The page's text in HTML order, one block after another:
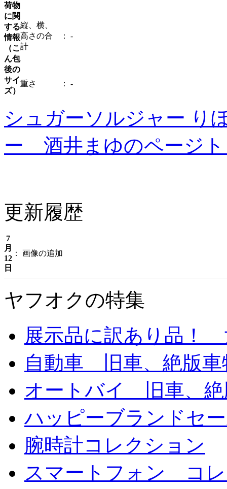
荷物
に関
する
情報
（こ
ん包
後の
サイ
ズ）
縦、横、
高さの合
計
： -
重さ ： -
シュガーソルジャー り
ー 酒井まゆのページ
更新履歴
7
月
12
日
： 画像の追加
ヤフオクの特集
展示品に訳あり品！
自動車 旧車、絶版車
オートバイ 旧車、絶
ハッピーブランドセ
腕時計コレクション
スマートフォン コ